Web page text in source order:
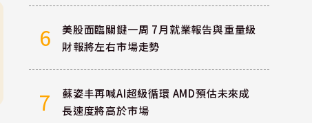
6
美股面臨關鍵一周 7月就業報告與重量級
財報將左右市場走勢
7
蘇姿丰再喊AI超級循環 AMD預估未來成
長速度將高於市場